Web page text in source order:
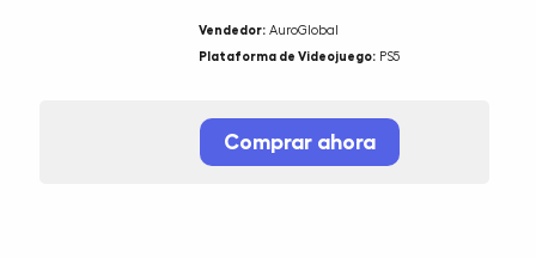
Vendedor: AuroGlobal
Plataforma de Videojuego: PS5
Comprar ahora